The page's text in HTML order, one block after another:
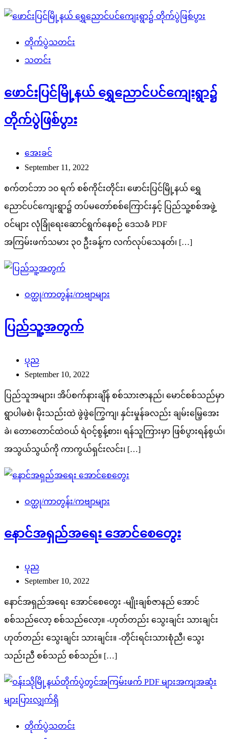
တိုက်ပွဲသတင်း
သတင်း
ဖောင်းပြင်မြို့နယ် ရွှေညောင်ပင်ကျေးရွာ၌
တိုက်ပွဲဖြစ်ပွား
အေးခင်
September 11, 2022
စက်တင်ဘာ ၁၀ ရက် စစ်ကိုင်းတိုင်း၊ ဖောင်းပြင်မြို့နယ် ရွှေ
ညောင်ပင်ကျေးရွာ၌ တပ်မတော်စစ်ကြောင်းနှင့် ပြည်သူ့စစ်အဖွဲ့
ဝင်များ လုံခြုံရေးဆောင်ရွက်နေစဉ် ဒေသခံ PDF
အကြမ်းဖက်သမား ၃၀ ဦးခန့်က လက်လုပ်သေနတ်၊ […]
ဝတ္ထု/ကာတွန်း/ကဗျာများ
ပြည်သူ့အတွက်
ပုည
September 10, 2022
ပြည်သူအများ၊ အိပ်စက်နားချိန် စစ်သားဇာနည်၊ မောင်စစ်သည်မှာ
ရွာပါမစဲ၊ မိုးသည်းထဲ ဖွဲဖွဲကြွေကျ၊ နှင်းမှုန်ခလည်း ချမ်းမြေ့အေး
ခဲ၊ တောတောင်ထဲဝယ် ရဲဝင့်စွန့်စား၊ ရန်သူကြားမှာ ဖြစ်ပွားရန်စွယ်၊
အသွယ်သွယ်ကို ကာကွယ်ရှင်းလင်း၊ […]
ဝတ္ထု/ကာတွန်း/ကဗျာများ
နောင်အရှည်အရေး အောင်စေတွေး
ပုည
September 10, 2022
နောင်အရှည်အရေး အောင်စေတွေး -မျိုးချစ်ဇာနည် အောင်
စစ်သည်လော့ စစ်သည်လော့။ -ဟုတ်တည်း သွေးချင်း သားချင်း
ဟုတ်တည်း သွေးချင်း သားချင်း။ -တိုင်းရင်းသားစုံညီ၊ သွေး
သည်းညီ စစ်သည် စစ်သည်။ […]
တိုက်ပွဲသတင်း